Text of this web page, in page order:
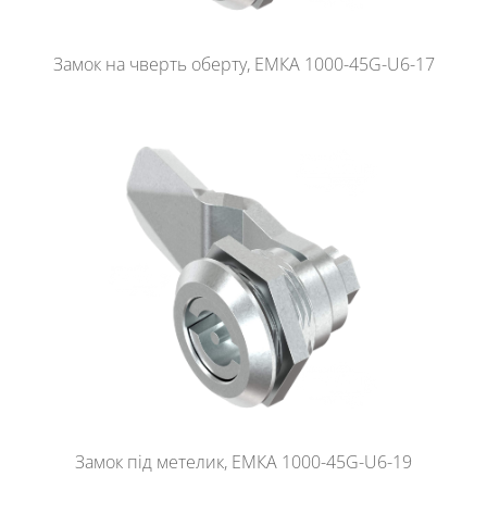
Замок на чверть оберту, ЕМКА 1000-45G-U6-17
Замок під метелик, ЕМКА 1000-45G-U6-19